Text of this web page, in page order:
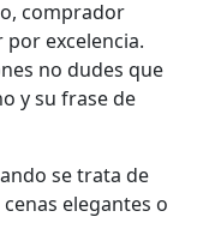
comprador
excelencia.
no dudes que
y su frase de
se trata de
elegantes o